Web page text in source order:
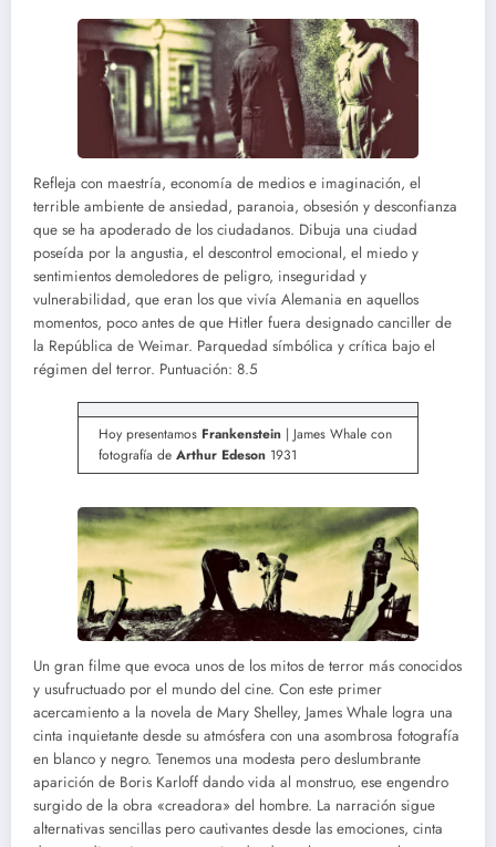
Refleja con maestría, economía de medios e imaginación, el
terrible ambiente de ansiedad, paranoia, obsesión y desconfianza
que se ha apoderado de los ciudadanos. Dibuja una ciudad
poseída por la angustia, el descontrol emocional, el miedo y
sentimientos demoledores de peligro, inseguridad y
vulnerabilidad, que eran los que vivía Alemania en aquellos
momentos, poco antes de que Hitler fuera designado canciller de
la República de Weimar. Parquedad símbólica y crítica bajo el
régimen del terror. Puntuación: 8.5
Hoy presentamos Frankenstein | James Whale con
fotografía de Arthur Edeson 1931
Un gran filme que evoca unos de los mitos de terror más conocidos
y usufructuado por el mundo del cine. Con este primer
acercamiento a la novela de Mary Shelley, James Whale logra una
cinta inquietante desde su atmósfera con una asombrosa fotografía
en blanco y negro. Tenemos una modesta pero deslumbrante
aparición de Boris Karloff dando vida al monstruo, ese engendro
surgido de la obra «creadora» del hombre. La narración sigue
alternativas sencillas pero cautivantes desde las emociones, cinta